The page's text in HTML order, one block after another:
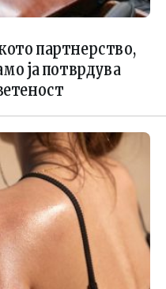
партнерство,
ја потврдува